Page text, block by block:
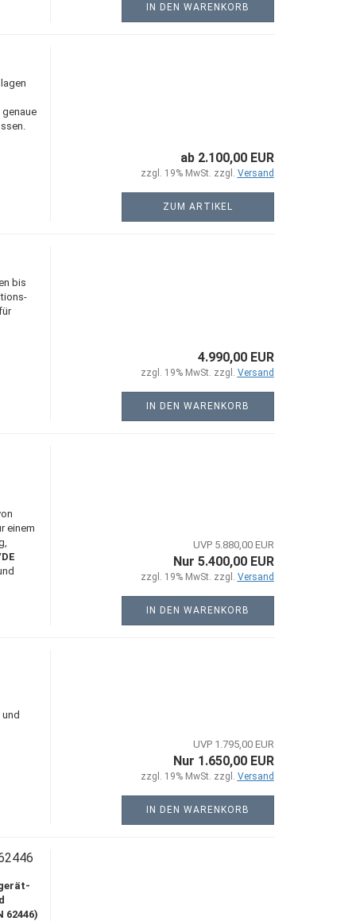
IN DEN WARENKORB
ab 2.100,00 EUR
zzgl. 19% MwSt. zzgl. Versand
ZUM ARTIKEL
bis
4.990,00 EUR
zzgl. 19% MwSt. zzgl. Versand
IN DEN WARENKORB
einem
UVP 5.880,00 EUR
Nur 5.400,00 EUR
zzgl. 19% MwSt. zzgl. Versand
IN DEN WARENKORB
UVP 1.795,00 EUR
Nur 1.650,00 EUR
zzgl. 19% MwSt. zzgl. Versand
IN DEN WARENKORB
62446)